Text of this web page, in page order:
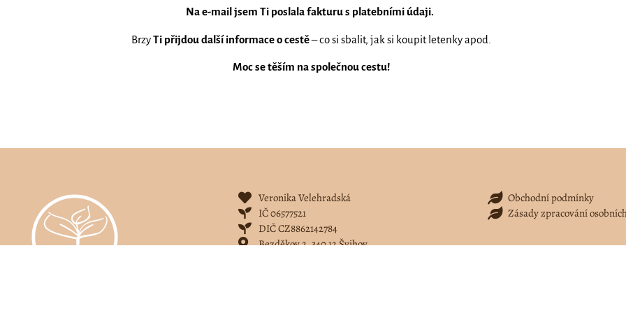
Na e-mail jsem Ti poslala fakturu s platebními údaji.
BrzyTi přijdou další informace o cestě– co si sbalit, jak si koupit letenky apod.
Moc se těším na společnou cestu!
Veronika Velehradská
IČ 06577521
DIČ CZ8862142784
Bezděkov 2, 340 12 Švihov
Obchodní podmínky
Zásady zpracování